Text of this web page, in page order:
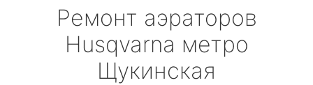
Ремонт аэраторов
Husqvarna метро
Щукинская